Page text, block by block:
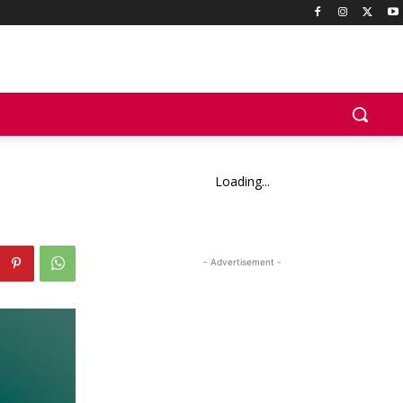
Loading...
- Advertisement -